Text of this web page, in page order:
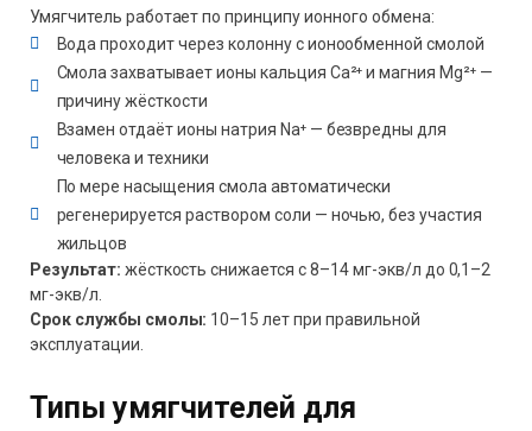
Умягчитель работает по принципу ионного обмена:
Вода проходит через колонну с ионообменной смолой
Смола захватывает ионы кальция Ca²⁺ и магния Mg²⁺ —
причину жёсткости
Взамен отдаёт ионы натрия Na⁺ — безвредны для
человека и техники
По мере насыщения смола автоматически
регенерируется раствором соли — ночью, без участия
жильцов
Результат: жёсткость снижается с 8–14 мг-экв/л до 0,1–2
мг-экв/л.
Срок службы смолы: 10–15 лет при правильной
эксплуатации.
Типы умягчителей для